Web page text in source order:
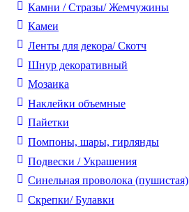
Камни / Cтразы/ Жемчужины
Камеи
Ленты для декора/ Скотч
Шнур декоративный
Мозаика
Наклейки объемные
Пайетки
Помпоны, шары, гирлянды
Подвески / Украшения
Синельная проволока (пушистая)
Скрепки/ Булавки